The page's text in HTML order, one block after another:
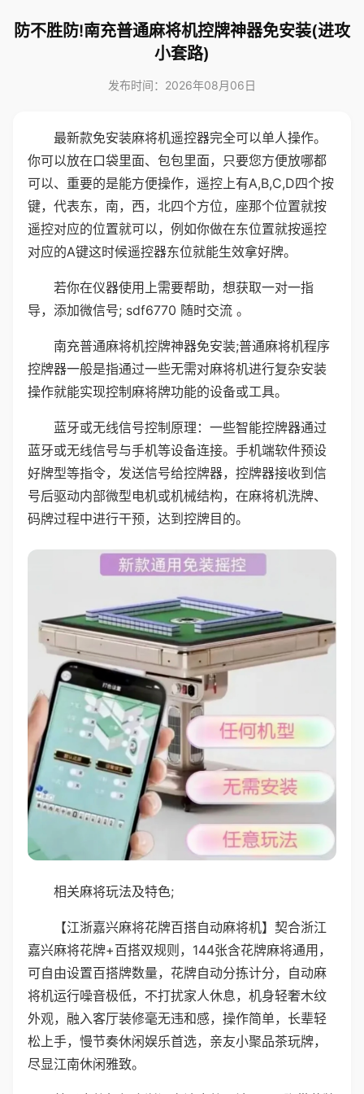
防不胜防!南充普通麻将机控牌神器免安装(进攻
小套路)
发布时间：2026年08月06日
最新款免安装麻将机遥控器完全可以单人操作。
你可以放在口袋里面、包包里面，只要您方便放哪都
可以、重要的是能方便操作，遥控上有A,B,C,D四个按
键，代表东，南，西，北四个方位，座那个位置就按
遥控对应的位置就可以，例如你做在东位置就按遥控
对应的A键这时候遥控器东位就能生效拿好牌。
若你在仪器使用上需要帮助，想获取一对一指
导，添加微信号; sdf6770 随时交流 。
南充普通麻将机控牌神器免安装;普通麻将机程序
控牌器一般是指通过一些无需对麻将机进行复杂安装
操作就能实现控制麻将牌功能的设备或工具。
蓝牙或无线信号控制原理：一些智能控牌器通过
蓝牙或无线信号与手机等设备连接。手机端软件预设
好牌型等指令，发送信号给控牌器，控牌器接收到信
号后驱动内部微型电机或机械结构，在麻将机洗牌、
码牌过程中进行干预，达到控牌目的。
相关麻将玩法及特色;
【江浙嘉兴麻将花牌百搭自动麻将机】契合浙江
嘉兴麻将花牌+百搭双规则，144张含花牌麻将通用，
可自由设置百搭牌数量，花牌自动分拣计分，自动麻
将机运行噪音极低，不打扰家人休息，机身轻奢木纹
外观，融入客厅装修毫无违和感，操作简单，长辈轻
松上手，慢节奏休闲娱乐首选，亲友小聚品茶玩牌，
尽显江南休闲雅致。